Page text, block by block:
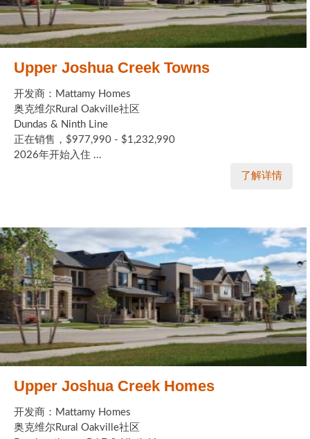
Upper Joshua Creek Towns
开发商：Mattamy Homes
奥克维尔Rural Oakville社区
Dundas & Ninth Line
正在销售，$977,990 - $1,232,990
2026年开始入住 ...
了解详情
Upper Joshua Creek Homes
开发商：Mattamy Homes
奥克维尔Rural Oakville社区